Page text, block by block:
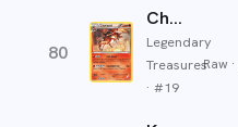
80
Charizard
Legendary
Treasures
· #19
Raw ·